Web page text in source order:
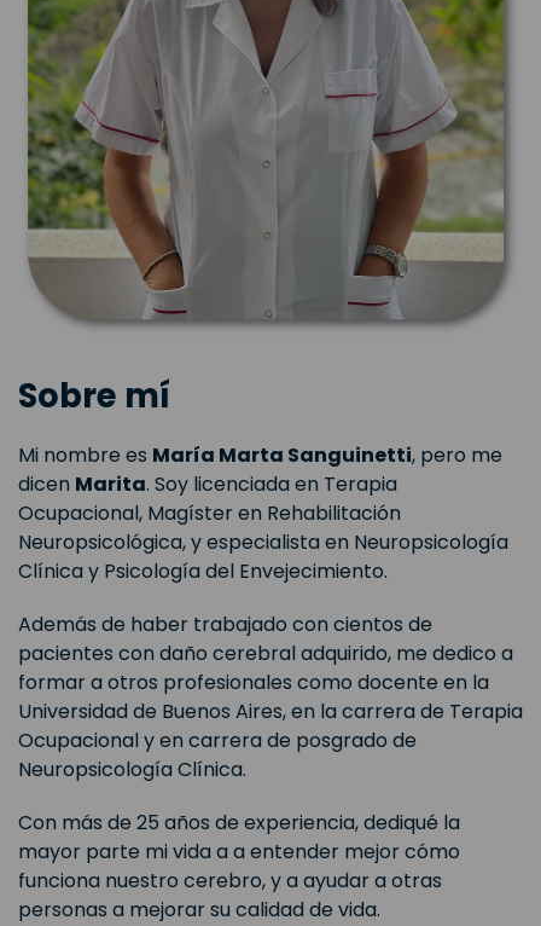
Sobre mí
Mi nombre es María Marta Sanguinetti, pero me
dicen Marita. Soy licenciada en Terapia
Ocupacional, Magíster en Rehabilitación
Neuropsicológica, y especialista en Neuropsicología
Clínica y Psicología del Envejecimiento.
Además de haber trabajado con cientos de
pacientes con daño cerebral adquirido, me dedico a
formar a otros profesionales como docente en la
Universidad de Buenos Aires, en la carrera de Terapia
Ocupacional y en carrera de posgrado de
Neuropsicología Clínica.
Con más de 25 años de experiencia, dediqué la
mayor parte mi vida a a entender mejor cómo
funciona nuestro cerebro, y a ayudar a otras
personas a mejorar su calidad de vida.